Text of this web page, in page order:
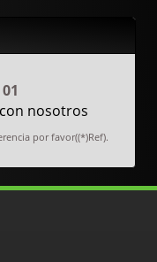
nosotros
por favor((*)Ref).